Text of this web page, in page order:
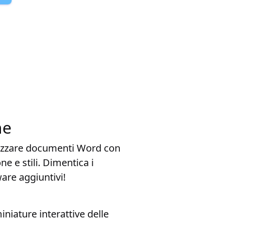
documenti Word con
e stili. Dimentica i
aggiuntivi!
interattive delle